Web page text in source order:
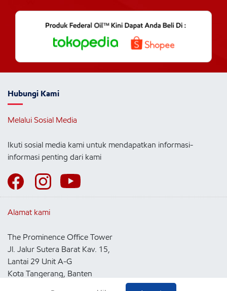
Hubungi Kami
Melalui Sosial Media
Ikuti sosial media kami untuk mendapatkan informasi-
informasi penting dari kami
Alamat kami
The Prominence Office Tower
Jl. Jalur Sutera Barat Kav. 15,
Lantai 29 Unit A-G
Kota Tangerang, Banten